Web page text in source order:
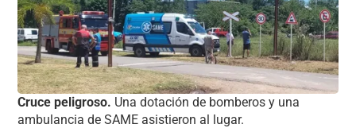
Cruce peligroso. Una dotación de bomberos y una
ambulancia de SAME asistieron al lugar.